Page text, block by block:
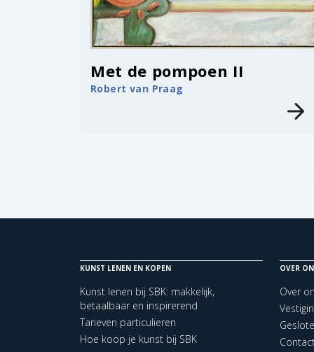
Met de pompoen II
Robert van Praag
KUNST LENEN EN KOPEN
Kunst lenen bij SBK: makkelijk,
betaalbaar en inspirerend
Tarieven particulieren
Hoe koop je kunst bij SBK
OVER
Over